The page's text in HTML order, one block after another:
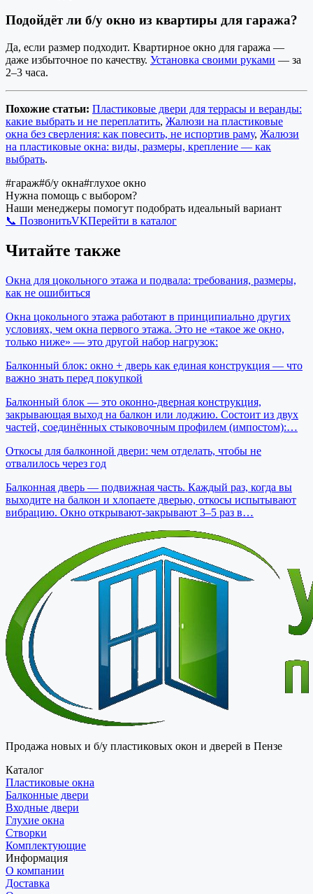
Подойдёт ли б/у окно из квартиры для гаража?
Да, если размер подходит. Квартирное окно для гаража —
даже избыточное по качеству. Установка своими руками — за
2–3 часа.
Похожие статьи: Пластиковые двери для террасы и веранды:
какие выбрать и не переплатить, Жалюзи на пластиковые
окна без сверления: как повесить, не испортив раму, Жалюзи
на пластиковые окна: виды, размеры, крепление — как
выбрать.
#гараж#б/у окна#глухое окно
Нужна помощь с выбором?
Наши менеджеры помогут подобрать идеальный вариант
📞 ПозвонитьVKПерейти в каталог
Читайте также
Окна для цокольного этажа и подвала: требования, размеры,
как не ошибиться
Окна цокольного этажа работают в принципиально других
условиях, чем окна первого этажа. Это не «такое же окно,
только ниже» — это другой набор нагрузок:
Балконный блок: окно + дверь как единая конструкция — что
важно знать перед покупкой
Балконный блок — это оконно-дверная конструкция,
закрывающая выход на балкон или лоджию. Состоит из двух
частей, соединённых стыковочным профилем (импостом):…
Откосы для балконной двери: чем отделать, чтобы не
отвалилось через год
Балконная дверь — подвижная часть. Каждый раз, когда вы
выходите на балкон и хлопаете дверью, откосы испытывают
вибрацию. Окно открывают-закрывают 3–5 раз в…
Продажа новых и б/у пластиковых окон и дверей в Пензе
Каталог
Пластиковые окна
Балконные двери
Входные двери
Глухие окна
Створки
Комплектующие
Информация
О компании
Доставка